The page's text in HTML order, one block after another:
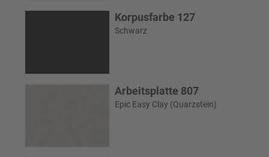
Korpusfarbe 127
Schwarz
Arbeitsplatte 807
Epic Easy Clay (Quarzstein)